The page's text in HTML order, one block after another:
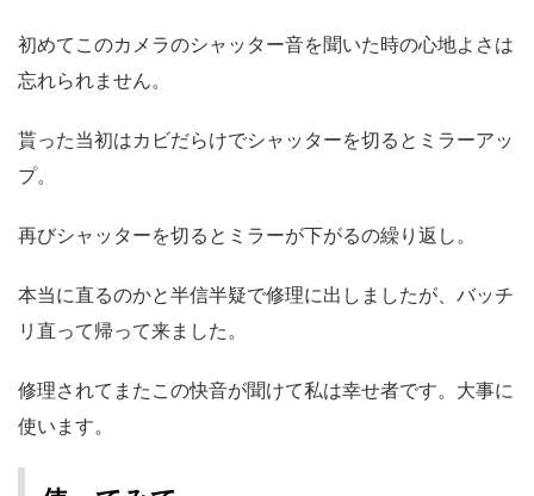
初めてこのカメラのシャッター音を聞いた時の心地よさは
忘れられません。
貰った当初はカビだらけでシャッターを切るとミラーアッ
プ。
再びシャッターを切るとミラーが下がるの繰り返し。
本当に直るのかと半信半疑で修理に出しましたが、バッチ
リ直って帰って来ました。
修理されてまたこの快音が聞けて私は幸せ者です。大事に
使います。